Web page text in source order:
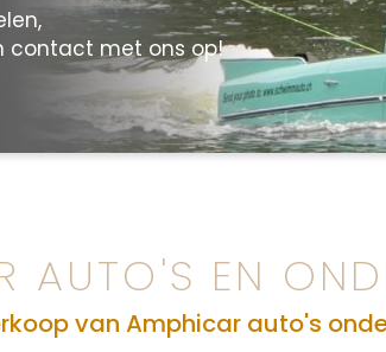
contact met ons op!
AUTO'S EN
van Amphicar auto's